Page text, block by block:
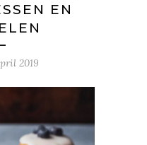
EN
2019